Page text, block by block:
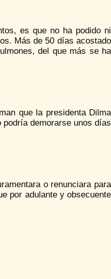
es que no ha podido ni
Más de 50 días acostado
del que más se ha
que la presidenta Dilma
demorarse unos días
o renunciara para
por adulante y obsecuente